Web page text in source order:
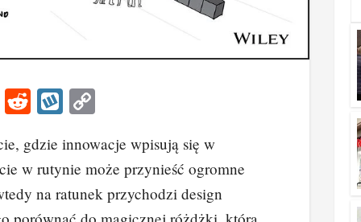
Li
e
R
d
di
t
W
o
p
p
y
Li
gdzie innowacje wpisują się w
w rutynie może przynieść ogromne
na ratunek przychodzi design